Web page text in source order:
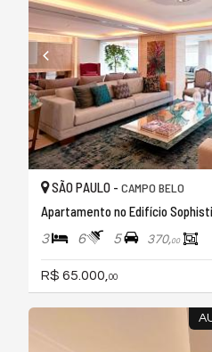
SÃO PAULO - CAMPO BELO
Apartamento no Edifício
3 6 5 370,00
R$ 65.000, 00